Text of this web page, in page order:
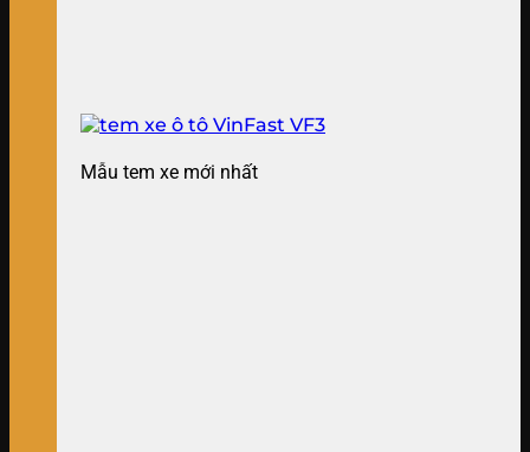
Mẫu tem xe mới nhất